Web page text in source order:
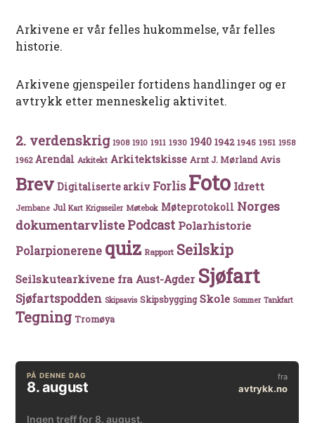
Arkivene er vår felles hukommelse, vår felles
historie.
Arkivene gjenspeiler fortidens handlinger og er
avtrykk etter menneskelig aktivitet.
2. verdenskrig 1908 1910 1911 1930 1940 1942 1945 1951 1958
1962 Arendal Arkitekt Arkitektskisse Arnt J. Mørland Avis
Brev Digitaliserte arkiv Forlis Foto Idrett
Jernbane Jul Kart Krigsseiler Møtebok Møteprotokoll Norges
dokumentarvlistePodcast Polarhistorie
Polarpionerene quiz Rapport Seilskip
Seilskutearkivene fra Aust-Agder Sjøfart
Sjøfartspodden Skipsavis Skipsbygging Skole Sommer Tankfart
Tegning Tromøya